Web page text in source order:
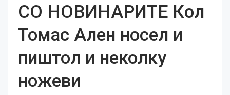
СО НОВИНАРИТЕ Кол
Томас Ален носел и
пиштол и неколку
ножеви